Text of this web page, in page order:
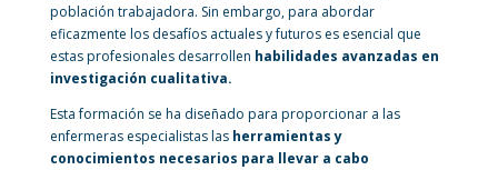
población trabajadora. Sin embargo, para abordar
eficazmente los desafíos actuales y futuros es esencial que
estas profesionales desarrollen habilidades avanzadas en
investigación cualitativa.
Esta formación se ha diseñado para proporcionar a las
enfermeras especialistas las herramientas y
conocimientos necesarios para llevar a cabo